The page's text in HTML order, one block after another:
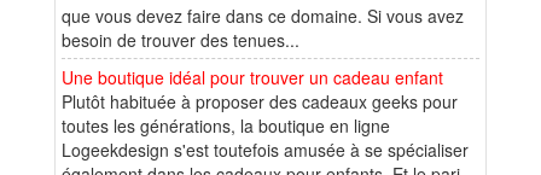
que vous devez faire dans ce domaine. Si vous avez
besoin de trouver des tenues...
Une boutique idéal pour trouver un cadeau enfant
Plutôt habituée à proposer des cadeaux geeks pour
toutes les générations, la boutique en ligne
Logeekdesign s'est toutefois amusée à se spécialiser